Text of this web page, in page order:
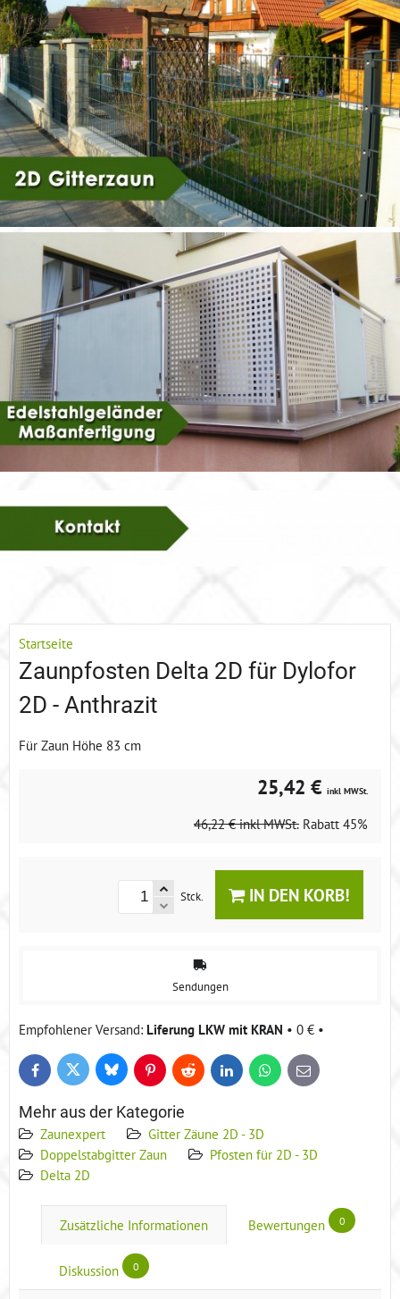
Startseite
Zaunpfosten Delta 2D für Dylofor
2D - Anthrazit
Für Zaun Höhe 83 cm
25,42 € inkl MWSt.
46,22 € inkl MWSt. Rabatt 45%
Stck. IN DEN KORB!
Sendungen
Liferung LKW mit KRAN • 0 € •
FacebookTwitter BlueskyPinterestReddit LinkedInWhatsApp
E-
mail
Mehr aus der Kategorie
Zaunexpert
Gitter Zäune 2D - 3D
Doppelstabgitter Zaun
Pfosten für 2D - 3D
Delta 2D
Zusätzliche Informationen Bewertungen 0
Diskussion 0